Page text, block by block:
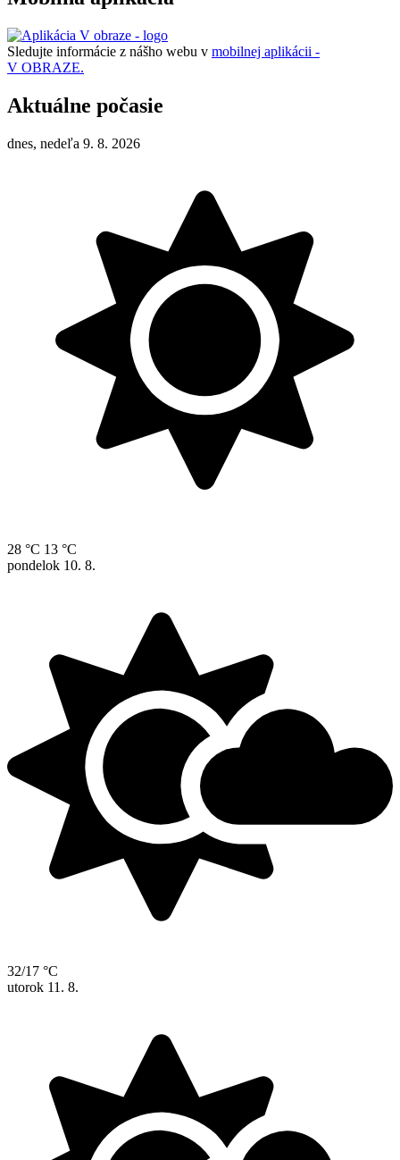
Sledujte informácie z nášho webu v mobilnej aplikácii -
V OBRAZE.
Aktuálne počasie
dnes, nedeľa 9. 8. 2026
28 °C 13 °C
pondelok 10. 8.
32/17 °C
utorok 11. 8.